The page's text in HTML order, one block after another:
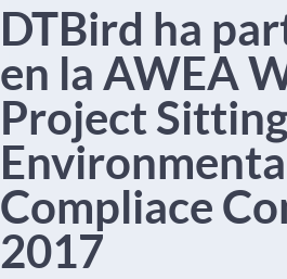
DTBird ha
en la AWEA
Project
Compliace
2017